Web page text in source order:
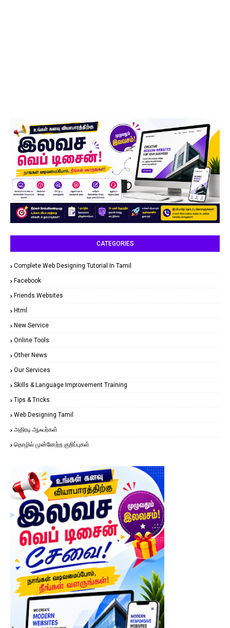
CATEGORIES
Complete Web Designing Tutorial In Tamil
Facebook
Friends Websites
Html
New Service
Online Tools
Other News
Our Services
Skills & Language Improvement Training
Tips & Tricks
Web Designing Tamil
அதிரடி ஆஃபர்கள்
தொழில் முன்னேற்ற குறிப்புகள்